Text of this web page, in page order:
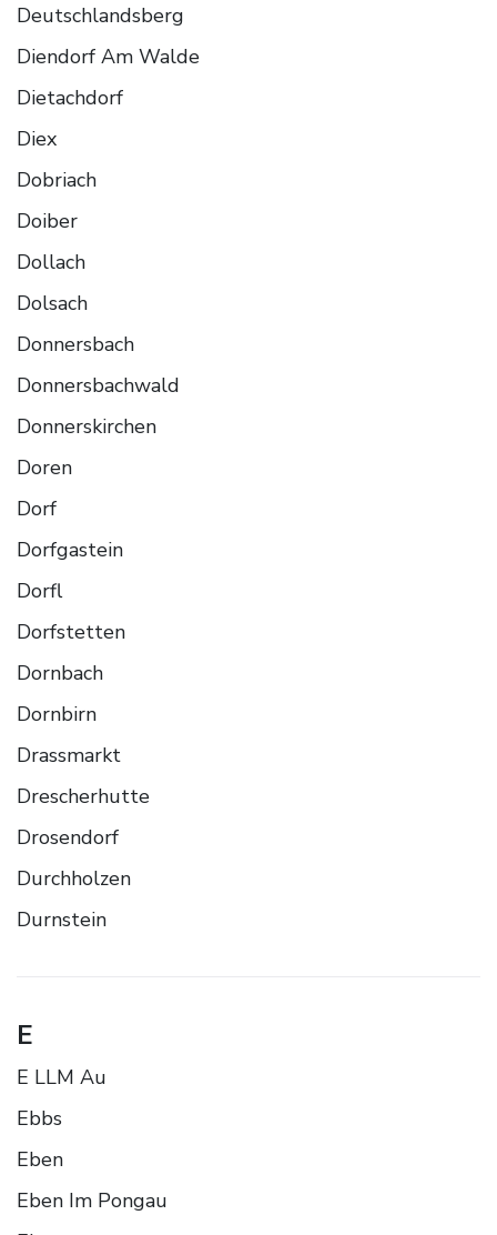
Deutschlandsberg
Diendorf Am Walde
Dietachdorf
Diex
Dobriach
Doiber
Dollach
Dolsach
Donnersbach
Donnersbachwald
Donnerskirchen
Doren
Dorf
Dorfgastein
Dorfl
Dorfstetten
Dornbach
Dornbirn
Drassmarkt
Drescherhutte
Drosendorf
Durchholzen
Durnstein
E
E LLM Au
Ebbs
Eben
Eben Im Pongau